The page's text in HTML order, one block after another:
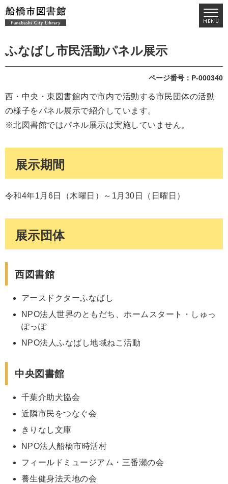
ふなばし市民活動パネル展示
ページ番号：P-000340
西・中央・東図書館内で市内で活動する市民団体の活動
の様子をパネル展示で紹介しています。
※北図書館ではパネル展示は実施していません。
展示期間
令和4年1月6日（木曜日）～1月30日（日曜日）
展示団体
西図書館
アースドクターふなばし
NPO法人世界のともだち、ホームスタート・しゅっ
ぽっぽ
NPO法人ふなばし地域ねこ活動
中央図書館
千葉介助犬協会
近隣市民をつなぐ会
きりなし文庫
NPO法人船橋市時活村
フィールドミュージアム・三番瀬の会
養生健身法天地の会